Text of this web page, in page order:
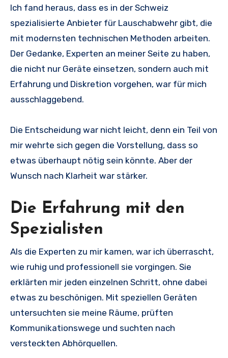
Ich fand heraus, dass es in der Schweiz
spezialisierte Anbieter für Lauschabwehr gibt, die
mit modernsten technischen Methoden arbeiten.
Der Gedanke, Experten an meiner Seite zu haben,
die nicht nur Geräte einsetzen, sondern auch mit
Erfahrung und Diskretion vorgehen, war für mich
ausschlaggebend.
Die Entscheidung war nicht leicht, denn ein Teil von
mir wehrte sich gegen die Vorstellung, dass so
etwas überhaupt nötig sein könnte. Aber der
Wunsch nach Klarheit war stärker.
Die Erfahrung mit den
Spezialisten
Als die Experten zu mir kamen, war ich überrascht,
wie ruhig und professionell sie vorgingen. Sie
erklärten mir jeden einzelnen Schritt, ohne dabei
etwas zu beschönigen. Mit speziellen Geräten
untersuchten sie meine Räume, prüften
Kommunikationswege und suchten nach
versteckten Abhörquellen.